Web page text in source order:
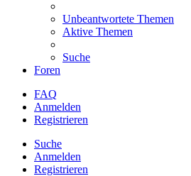
Unbeantwortete Themen
Aktive Themen
Suche
Foren
FAQ
Anmelden
Registrieren
Suche
Anmelden
Registrieren